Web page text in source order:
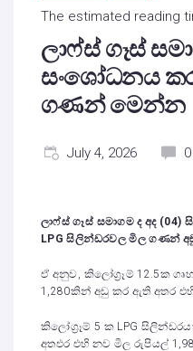
The estimated reading
ලාෆ්ස් ගෑස්
සංශෝධනය
ගණන් මෙන්න
July 4, 2026 0
ලාෆ්ස් ගෑස් සමාගම ද අද (04)
LPG සිලින්ඩරවල මිල ගණන්
ඒ අනුව, කිලෝග්‍රෑම් 12.5ක
1,280කින් අඩු කර ඇති අතර
කිලෝග්‍රෑම් 5 ක LPG
අතඑර එහි නව මිල රුපියල්